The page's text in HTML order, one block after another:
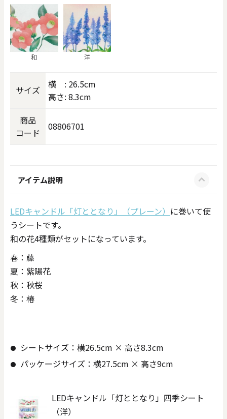
お買い物ガイド 企業情報
和 洋
サイズ
横 : 26.5cm
高さ: 8.3cm
商品
コード
08806701
アイテム説明
LEDキャンドル「灯ととなり」（プレーン） に巻いて使
うシートです。
和の花4種類がセットになっています。
春：藤
夏：紫陽花
秋：秋桜
冬：椿
シートサイズ：横26.5cm × 高さ8.3cm
パッケージサイズ：横27.5cm × 高さ9cm
LEDキャンドル「灯ととなり」四季シート
（洋）